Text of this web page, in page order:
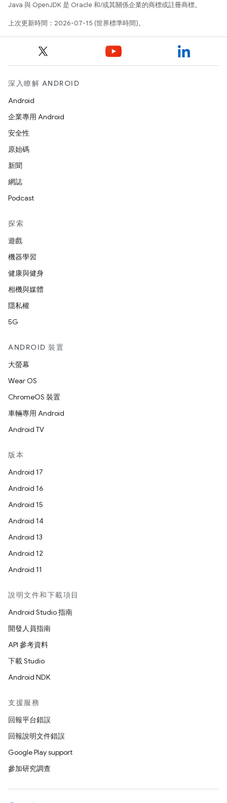
Java 與 OpenJDK 是 Oracle 和/或其關係企業的商標或註冊商標。
上次更新時間：2026-07-15 (世界標準時間)。
深入瞭解 ANDROID
Android
企業專用 Android
安全性
原始碼
新聞
網誌
Podcast
探索
遊戲
機器學習
健康與健身
相機與媒體
隱私權
5G
ANDROID 裝置
大螢幕
Wear OS
ChromeOS 裝置
車輛專用 Android
Android TV
版本
Android 17
Android 16
Android 15
Android 14
Android 13
Android 12
Android 11
說明文件和下載項目
Android Studio 指南
開發人員指南
API 參考資料
下載 Studio
Android NDK
支援服務
回報平台錯誤
回報說明文件錯誤
Google Play support
參加研究調查